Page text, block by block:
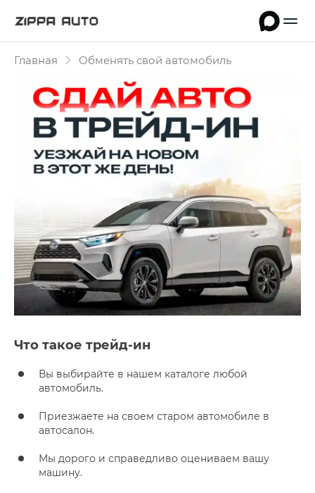
Главная Обменять свой автомобиль
Что такое трейд-ин
Вы выбирайте в нашем каталоге любой
автомобиль.
Приезжаете на своем старом автомобиле в
автосалон.
Мы дорого и справедливо оцениваем вашу
машину.